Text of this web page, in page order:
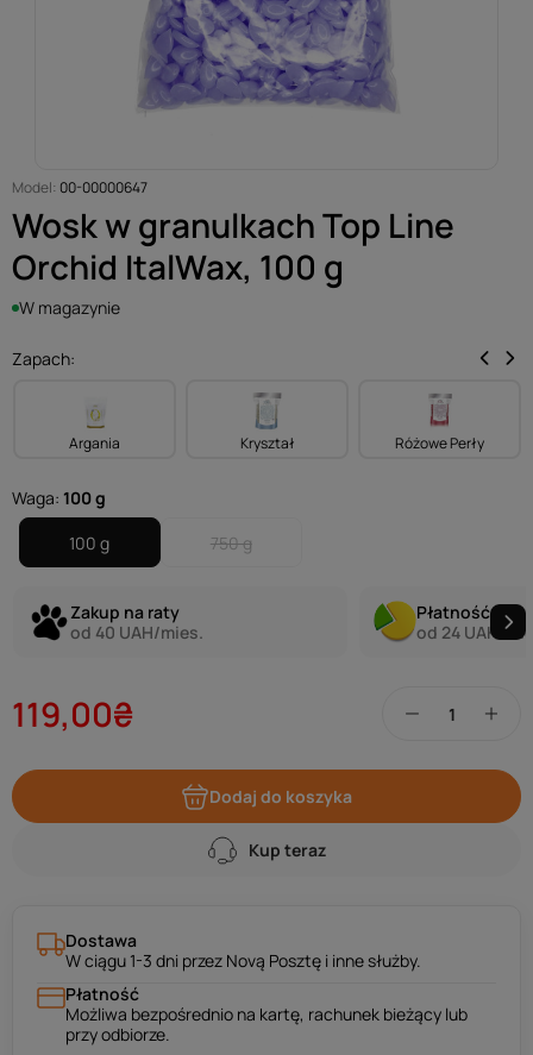
Model: 00-00000647
Wosk w granulkach Top Line
Orchid ItalWax, 100 g
W magazynie
Zapach:
Argania Kryształ Różowe Perły
Waga: 100 g
100 g
750 g
Zakup na raty
od 40 UAH/mies.
Płatność w
od 24 UAH/
119,00₴
Dodaj do koszyka
Kup teraz
Dostawa
W ciągu 1-3 dni przez Novą Posztę i inne służby.
Płatność
Możliwa bezpośrednio na kartę, rachunek bieżący lub
przy odbiorze.